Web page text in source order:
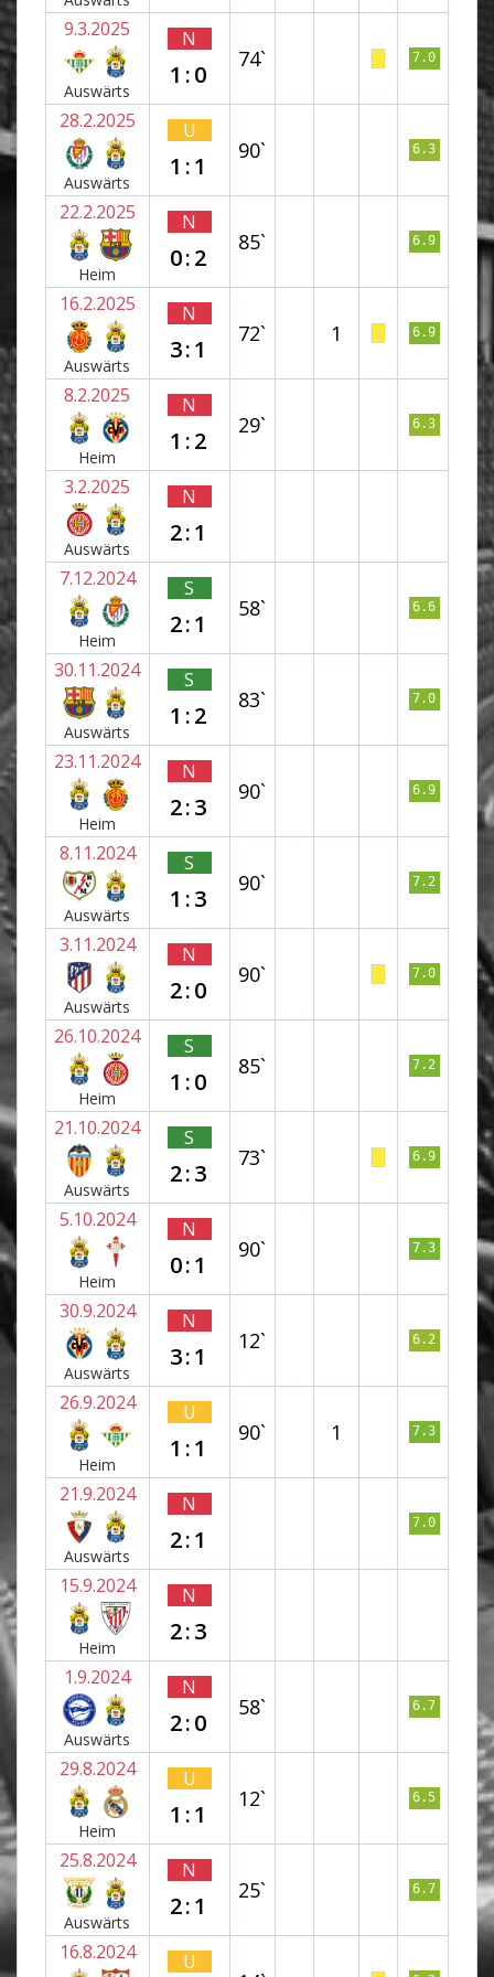
9.3.2025
Auswärts
N
1:0
74` 7.0
28.2.2025
Auswärts
U
1:1
90` 6.3
22.2.2025
Heim
N
0:2
85` 6.9
16.2.2025
Auswärts
N
3:1
72` 1 6.9
8.2.2025
Heim
N
1:2
29` 6.3
3.2.2025
Auswärts
N
2:1
7.12.2024
Heim
S
2:1
58` 6.6
30.11.2024
Auswärts
S
1:2
83` 7.0
23.11.2024
Heim
N
2:3
90` 6.9
8.11.2024
Auswärts
S
1:3
90` 7.2
3.11.2024
Auswärts
N
2:0
90` 7.0
26.10.2024
Heim
S
1:0
85` 7.2
21.10.2024
Auswärts
S
2:3
73` 6.9
5.10.2024
Heim
N
0:1
90` 7.3
30.9.2024
Auswärts
N
3:1
12` 6.2
26.9.2024
Heim
U
1:1
90` 1 7.3
21.9.2024
Auswärts
N
2:1
7.0
15.9.2024
Heim
N
2:3
1.9.2024
Auswärts
N
2:0
58` 6.7
29.8.2024
Heim
U
1:1
12` 6.5
25.8.2024
Auswärts
N
2:1
25` 6.7
16.8.2024 U